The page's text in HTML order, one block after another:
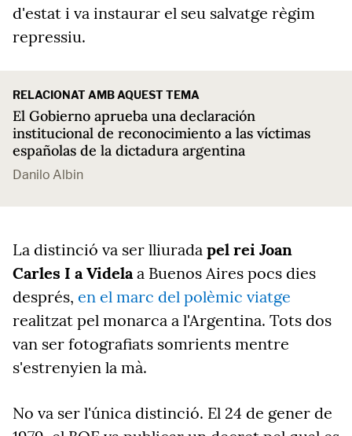
d'estat i va instaurar el seu salvatge règim
repressiu.
RELACIONAT AMB AQUEST TEMA
El Gobierno aprueba una declaración
institucional de reconocimiento a las víctimas
españolas de la dictadura argentina
Danilo Albin
La distinció va ser lliurada pel rei Joan
Carles I a Videlaa Buenos Aires pocs dies
després, en el marc del polèmic viatge
realitzat pel monarca a l'Argentina. Tots dos
van ser fotografiats somrients mentre
s'estrenyien la mà.
No va ser l'única distinció. El 24 de gener de